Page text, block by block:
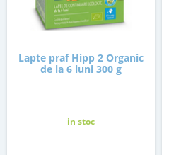
Lapte praf Hipp 2 Organic
de la 6 luni 300 g
in stoc